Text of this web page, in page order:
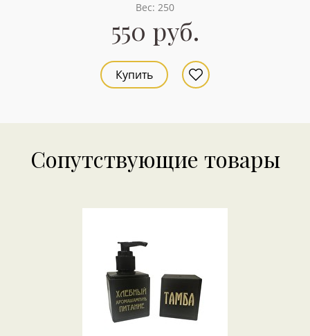
Вес: 250
550 руб.
Купить
Сопутствующие товары